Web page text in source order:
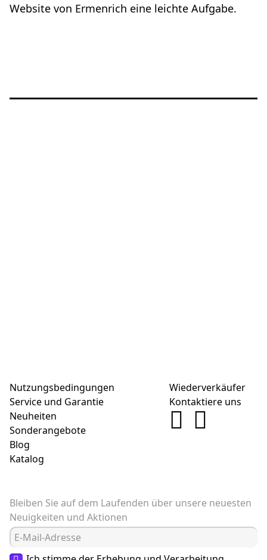
Website von Ermenrich eine leichte Aufgabe.
Nutzungsbedingungen
Service und Garantie
Neuheiten
Sonderangebote
Blog
Katalog
Wiederverkäufer
Kontaktiere uns
Bleiben Sie auf dem Laufenden über unsere neuesten
Neuigkeiten und Aktionen